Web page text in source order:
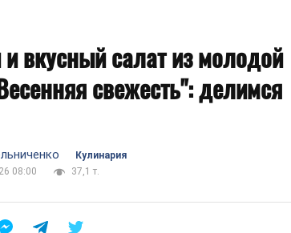
вкусный салат из молодой
свежесть": делимся
Кулинария
08:00
37,1 т.